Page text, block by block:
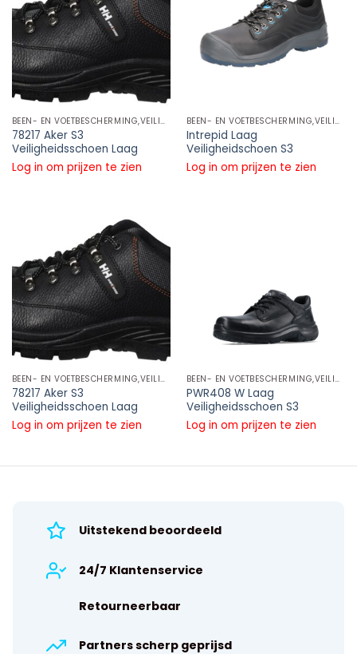
BEEN- EN VOETBESCHERMING,VEILIGHEIDSSCHOENEN LAAG MODEL,S3
78217 Aker S3
Veiligheidsschoen Laag
Log in om prijzen te zien
BEEN- EN VOETBESCHERMING,VEILIGHEIDSSCHOENEN LAAG MODEL,S3
Intrepid Laag
Veiligheidschoen S3
Log in om prijzen te zien
BEEN- EN VOETBESCHERMING,VEILIGHEIDSSCHOENEN LAAG MODEL,S3
78217 Aker S3
Veiligheidsschoen Laag
Log in om prijzen te zien
BEEN- EN VOETBESCHERMING,VEILIGHEIDSSCHOENEN LAAG MODEL,S3
PWR408 W Laag
Veiligheidsschoen S3
Log in om prijzen te zien
Uitstekend beoordeeld
24/7 Klantenservice
Retourneerbaar
Partners scherp geprijsd